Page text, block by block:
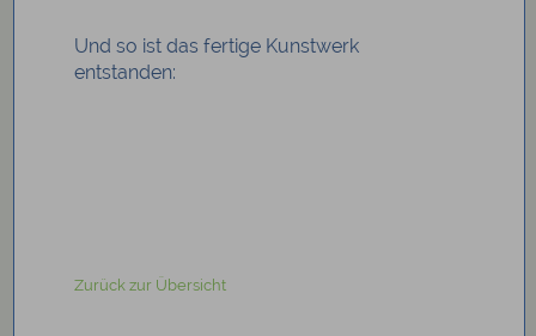
Und so ist das fertige Kunstwerk
entstanden:
Zurück zur Übersicht